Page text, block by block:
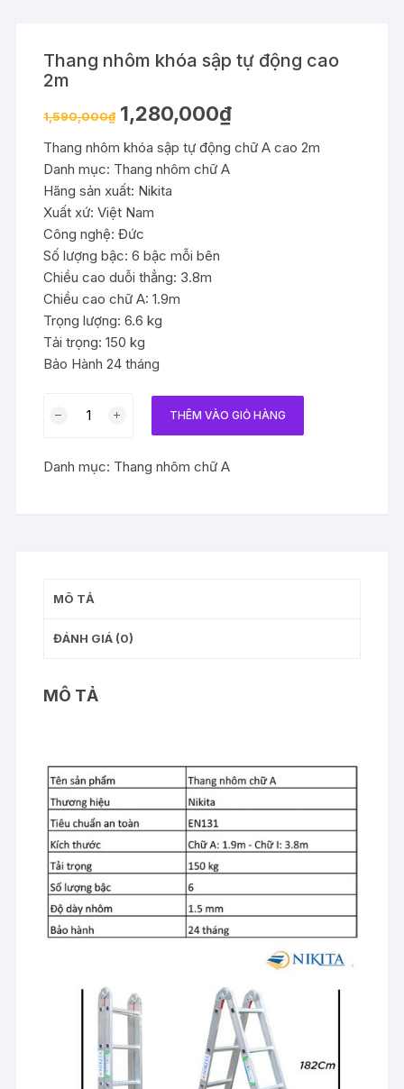
Thang nhôm khóa sập tự động cao
2m
1,590,000₫ 1,280,000₫
Thang nhôm khóa sập tự động chữ A cao 2m
Danh mục: Thang nhôm chữ A
Hãng sản xuất: Nikita
Xuất xứ: Việt Nam
Công nghệ: Đức
Số lượng bậc: 6 bậc mỗi bên
Chiều cao duỗi thẳng: 3.8m
Chiều cao chữ A: 1.9m
Trọng lượng: 6.6 kg
Tải trọng: 150 kg
Bảo Hành 24 tháng
sập
lượng
THÊM VÀO GIỎ HÀNG
Danh mục: Thang nhôm chữ A
MÔ TẢ
ĐÁNH GIÁ (0)
MÔ TẢ